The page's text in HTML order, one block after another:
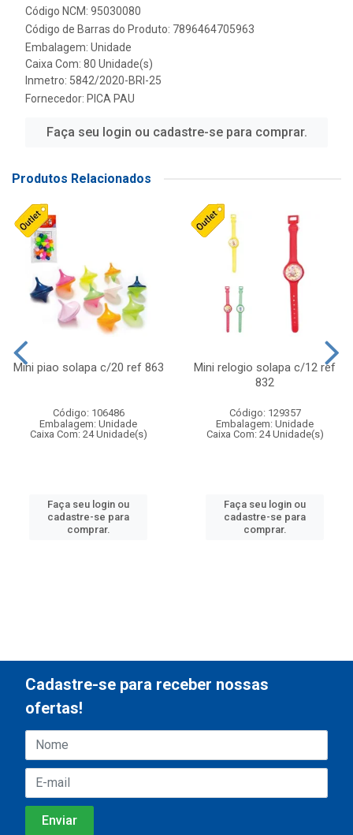
Código NCM: 95030080
Código de Barras do Produto: 7896464705963
Embalagem: Unidade
Caixa Com: 80 Unidade(s)
Inmetro: 5842/2020-BRI-25
Fornecedor: PICA PAU
Faça seu login ou cadastre-se para comprar.
Produtos Relacionados
Mini piao solapa c/20 ref 863
Código: 106486
Embalagem: Unidade
Caixa Com: 24 Unidade(s)
Faça seu login ou
cadastre-se para
comprar.
Mini relogio solapa c/12 ref
832
Código: 129357
Embalagem: Unidade
Caixa Com: 24 Unidade(s)
Faça seu login ou
cadastre-se para
comprar.
Cadastre-se para receber nossas
ofertas!